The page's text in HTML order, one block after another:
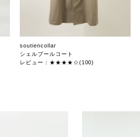
soutiencollar
シェルブールコート
レビュー：★★★★☆(100)